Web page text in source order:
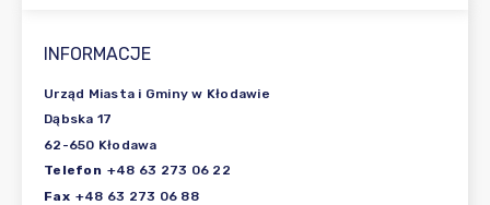
INFORMACJE
Urząd Miasta i Gminy w Kłodawie
Dąbska 17
62-650 Kłodawa
Telefon +48 63 273 06 22
Fax +48 63 273 06 88